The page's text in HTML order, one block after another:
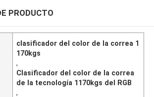
PRODUCTO
clasificador del color de la correa 1
170kgs
,
Clasificador del color de la correa
de la tecnología 1170kgs del RGB
,